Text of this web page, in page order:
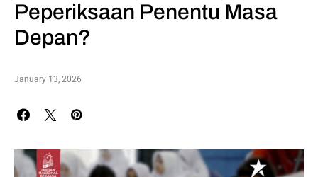
Peperiksaan Penentu Masa
Depan?
January 13, 2026